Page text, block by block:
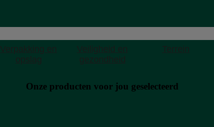
Verpakking en
opslag
Veiligheid en
gezondheid
Terrein
Onze producten voor jou geselecteerd